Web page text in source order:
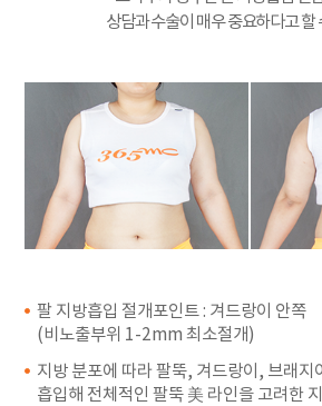
상담과 수술이 매우 중요하다고 할
팔 지방흡입 절개포인트 : 겨드랑이 안쪽
(비노출부위 1-2mm 최소절개)
지방 분포에 따라 팔뚝, 겨드랑이, 브래지
흡입해 전체적인 팔뚝 美 라인을 고려한